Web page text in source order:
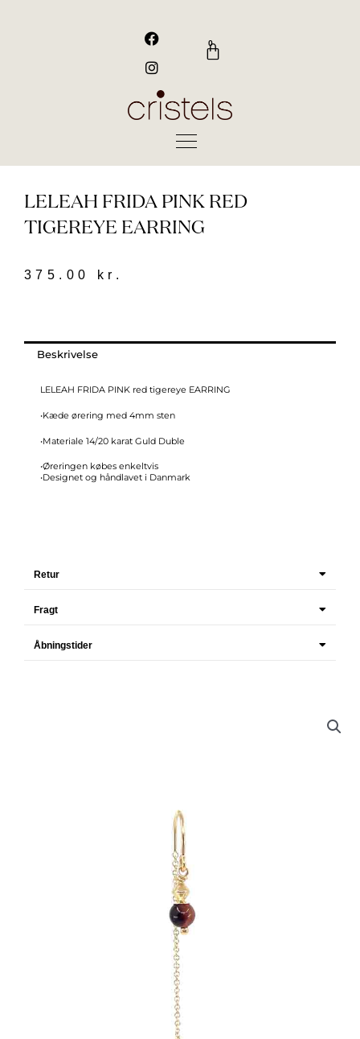
F
a
c
e
b
o
I
n
s
t
a
g
0
Kurv
LELEAH FRIDA PINK RED
TIGEREYE EARRING
375.00 kr.
Beskrivelse
LELEAH FRIDA PINK red tigereye EARRING
•Kæde ørering med 4mm sten
•Materiale 14/20 karat Guld Duble
•Øreringen købes enkeltvis
•Designet og håndlavet i Danmark
Retur
Fragt
Åbningstider